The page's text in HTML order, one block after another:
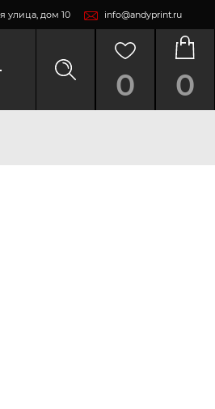
улица, дом 10 info@andyprint.ru
0 0